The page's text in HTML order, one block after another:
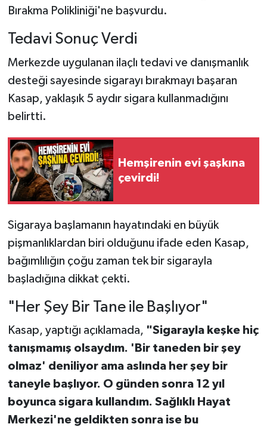
Bırakma Polikliniği'ne başvurdu.
Tedavi Sonuç Verdi
Merkezde uygulanan ilaçlı tedavi ve danışmanlık
desteği sayesinde sigarayı bırakmayı başaran
Kasap, yaklaşık 5 aydır sigara kullanmadığını
belirtti.
Hemşirenin evi şaşkına
çevirdi!
Sigaraya başlamanın hayatındaki en büyük
pişmanlıklardan biri olduğunu ifade eden Kasap,
bağımlılığın çoğu zaman tek bir sigarayla
başladığına dikkat çekti.
"Her Şey Bir Tane ile Başlıyor"
Kasap, yaptığı açıklamada, "Sigarayla keşke hiç
tanışmamış olsaydım. 'Bir taneden bir şey
olmaz' deniliyor ama aslında her şey bir
taneyle başlıyor. O günden sonra 12 yıl
boyunca sigara kullandım. Sağlıklı Hayat
Merkezi'ne geldikten sonra ise bu